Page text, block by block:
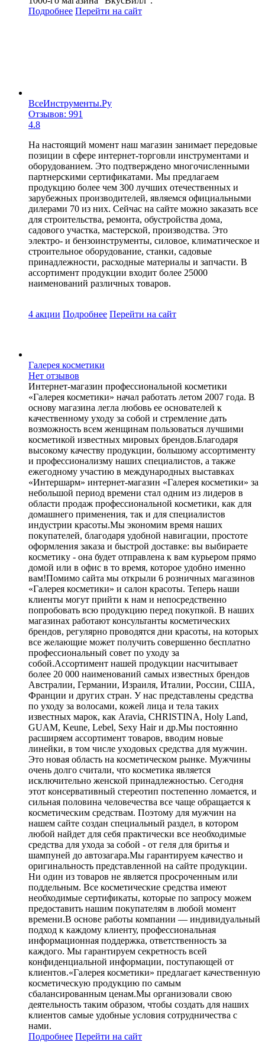
Подробнее Перейти на сайт
ВсеИнструменты.Ру
Отзывов: 991
4.8
На настоящий момент наш магазин занимает передовые
позиции в сфере интернет-торговли инструментами и
оборудованием. Это подтверждено многочисленными
партнерскими сертификатами. Мы предлагаем
продукцию более чем 300 лучших отечественных и
зарубежных производителей, являемся официальными
дилерами 70 из них. Сейчас на сайте можно заказать все
для строительства, ремонта, обустройства дома,
садового участка, мастерской, производства. Это
электро- и бензоинструменты, силовое, климатическое и
строительное оборудование, станки, садовые
принадлежности, расходные материалы и запчасти. В
ассортимент продукции входит более 25000
наименований различных товаров.
4 акции Подробнее Перейти на сайт
Галерея косметики
Нет отзывов
Интернет-магазин профессиональной косметики
«Галерея косметики» начал работать летом 2007 года. В
основу магазина легла любовь ее основателей к
качественному уходу за собой и стремление дать
возможность всем женщинам пользоваться лучшими
косметикой известных мировых брендов.Благодаря
высокому качеству продукции, большому ассортименту
и профессионализму наших специалистов, а также
ежегодному участию в международных выставках
«Интершарм» интернет-магазин «Галерея косметики» за
небольшой период времени стал одним из лидеров в
области продаж профессиональной косметики, как для
домашнего применения, так и для специалистов
индустрии красоты.Мы экономим время наших
покупателей, благодаря удобной навигации, простоте
оформления заказа и быстрой доставке: вы выбираете
косметику - она будет отправлена к вам курьером прямо
домой или в офис в то время, которое удобно именно
вам!Помимо сайта мы открыли 6 розничных магазинов
«Галерея косметики» и салон красоты. Теперь наши
клиенты могут прийти к нам и непосредственно
попробовать всю продукцию перед покупкой. В наших
магазинах работают консультанты косметических
брендов, регулярно проводятся дни красоты, на которых
все желающие может получить совершенно бесплатно
профессиональный совет по уходу за
собой.Ассортимент нашей продукции насчитывает
более 20 000 наименований самых известных брендов
Австралии, Германии, Израиля, Италии, России, США,
Франции и других стран. У нас представлены средства
по уходу за волосами, кожей лица и тела таких
известных марок, как Aravia, CHRISTINA, Holy Land,
GUAM, Keune, Lebel, Sexy Hair и др.Мы постоянно
расширяем ассортимент товаров, вводим новые
линейки, в том числе уходовых средства для мужчин.
Это новая область на косметическом рынке. Мужчины
очень долго считали, что косметика является
исключительно женской принадлежностью. Сегодня
этот консервативный стереотип постепенно ломается, и
сильная половина человечества все чаще обращается к
косметическим средствам. Поэтому для мужчин на
нашем сайте создан специальный раздел, в котором
любой найдет для себя практически все необходимые
средства для ухода за собой - от геля для бритья и
шампуней до автозагара.Мы гарантируем качество и
оригинальность представленной на сайте продукции.
Ни один из товаров не является просроченным или
поддельным. Все косметические средства имеют
необходимые сертификаты, которые по запросу можем
предоставить нашим покупателям в любой момент
времени.В основе работы компании — индивидуальный
подход к каждому клиенту, профессиональная
информационная поддержка, ответственность за
каждого. Мы гарантируем секретность всей
конфиденциальной информации, поступающей от
клиентов.«Галерея косметики» предлагает качественную
косметическую продукцию по самым
сбалансированным ценам.Мы организовали свою
деятельность таким образом, чтобы создать для наших
клиентов самые удобные условия сотрудничества с
нами.
Подробнее Перейти на сайт